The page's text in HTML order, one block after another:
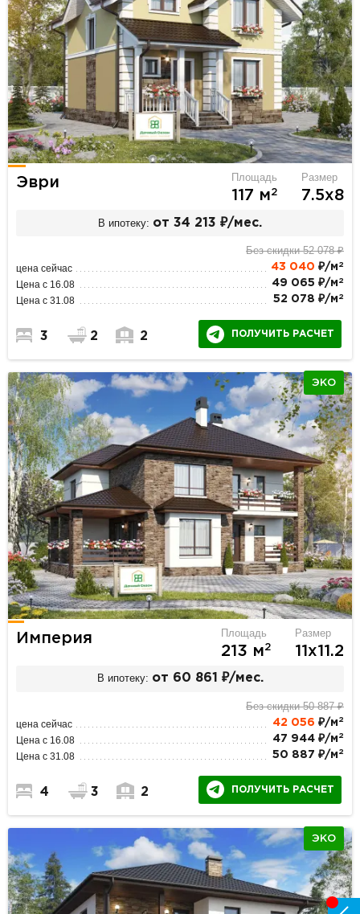
Эври Площадь
117 м2
Размер
7.5х8
В ипотеку: от 34 213 ₽/мес.
Без скидки 52 078 ₽
цена сейчас 43 040 ₽/м 2
Цена с 16.08 49 065 ₽/м 2
Цена с 31.08 52 078 ₽/м 2
3 2 2 ПОЛУЧИТЬ РАСЧЕТ
ЭКО
Империя Площадь
213 м2
Размер
11х11.2
В ипотеку: от 60 861 ₽/мес.
Без скидки 50 887 ₽
цена сейчас 42 056 ₽/м 2
Цена с 16.08 47 944 ₽/м 2
Цена с 31.08 50 887 ₽/м 2
4 3 2 ПОЛУЧИТЬ РАСЧЕТ
ЭКО